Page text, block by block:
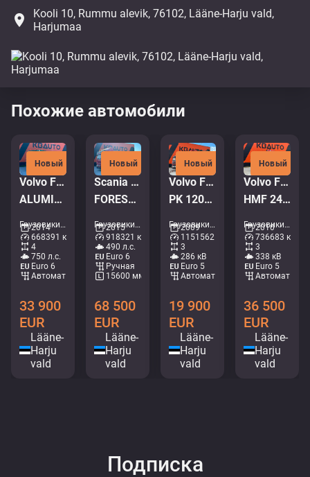
place
Kooli 10, Rummu alevik, 76102, Lääne-Harju vald,
Harjumaa
Похожие автомобили
Новый
Volvo FH16 750 8x4*4
ALUMINIUM TIPPER BODY / EURO5
Грузовики - Самосвал • M966-2659
2014
668391 км
4
750 л.с.
Euro 6
Aвтомат
33 900
EUR
Lääne-
Harju
vald
Новый
Scania R 490 8x4 + Släpet Smemax 2 axle
FOREST MACHINE TRANSPORT TRUCK
Грузовики - Лесовоз • M572-7733
2015
918321 км
490 л.с.
Euro 6
Ручная
15600 мм
68 500
EUR
Lääne-
Harju
vald
Новый
Volvo FM 9 380 6x2*4
PK 12002 / PLATFORM L=8003 mm
Грузовики - Крановая платформа • M215-6363
2009
1151562 км
3
286 кВ
Euro 5
Aвтомат
19 900
EUR
Lääne-
Harju
vald
Новый
Volvo FM 450 6x2*4
HMF 2420 K5 / PALIFT L=4750 mm
Грузовики - Мультилифт • M062-7905
2010
736683 км
3
338 кВ
Euro 5
Aвтомат
36 500
EUR
Lääne-
Harju
vald
Подписка